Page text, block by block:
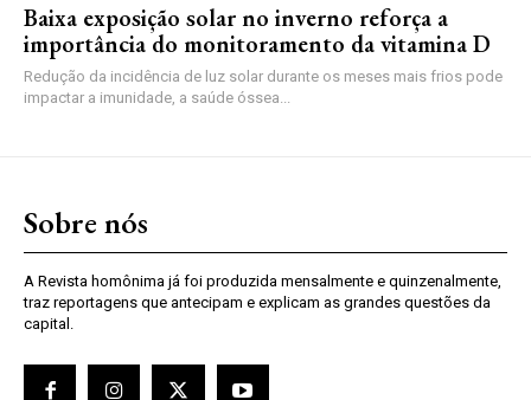
Baixa exposição solar no inverno reforça a
importância do monitoramento da vitamina D
Redução da incidência de luz solar durante os meses mais frios pode
impactar a imunidade, a saúde óssea...
Sobre nós
A Revista homônima já foi produzida mensalmente e quinzenalmente,
traz reportagens que antecipam e explicam as grandes questões da
capital.